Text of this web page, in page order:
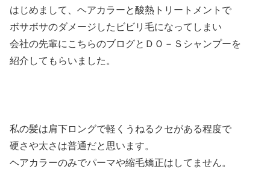
はじめまして、ヘアカラーと酸熱トリートメントで
ボサボサのダメージしたビビリ毛になってしまい
会社の先輩にこちらのブログとＤＯ－Ｓシャンプーを
紹介してもらいました。
私の髪は肩下ロングで軽くうねるクセがある程度で
硬さや太さは普通だと思います。
ヘアカラーのみでパーマや縮毛矯正はしてません。